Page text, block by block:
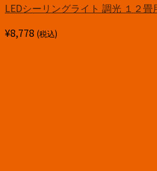
LEDシーリングライト 調光 １２
¥8,778 (税込)